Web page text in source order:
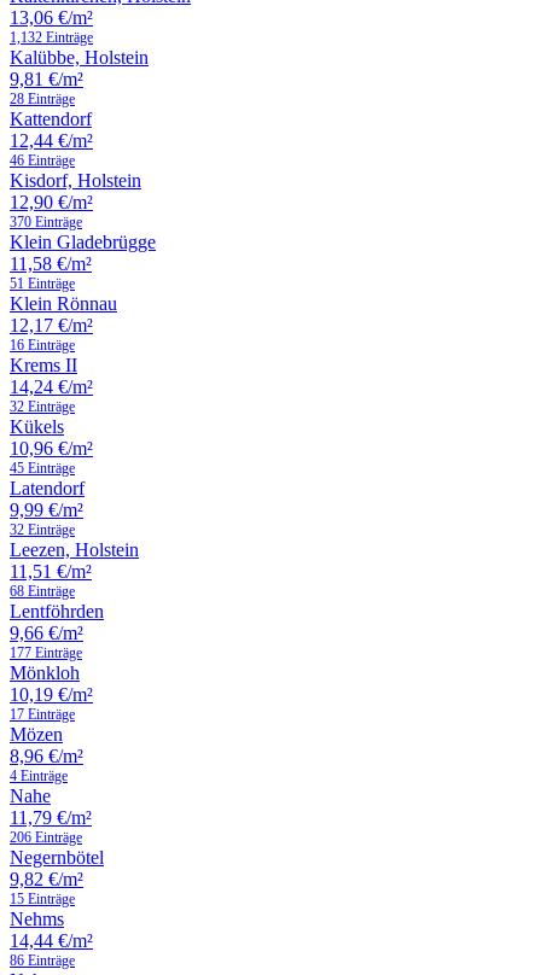
13,06 €/m²
1,132 Einträge
Kalübbe, Holstein
9,81 €/m²
28 Einträge
Kattendorf
12,44 €/m²
46 Einträge
Kisdorf, Holstein
12,90 €/m²
370 Einträge
Klein Gladebrügge
11,58 €/m²
51 Einträge
Klein Rönnau
12,17 €/m²
16 Einträge
Krems II
14,24 €/m²
32 Einträge
Kükels
10,96 €/m²
45 Einträge
Latendorf
9,99 €/m²
32 Einträge
Leezen, Holstein
11,51 €/m²
68 Einträge
Lentföhrden
9,66 €/m²
177 Einträge
Mönkloh
10,19 €/m²
17 Einträge
Mözen
8,96 €/m²
4 Einträge
Nahe
11,79 €/m²
206 Einträge
Negernbötel
9,82 €/m²
15 Einträge
Nehms
14,44 €/m²
86 Einträge